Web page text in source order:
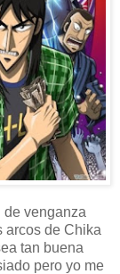
de venganza
arcos de Chika
tan buena
pero yo me